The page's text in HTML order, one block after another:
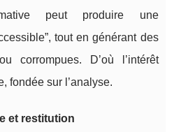
peut produire une
tout en générant des
corrompues. D’où l’intérêt
fondée sur l’analyse.
et restitution